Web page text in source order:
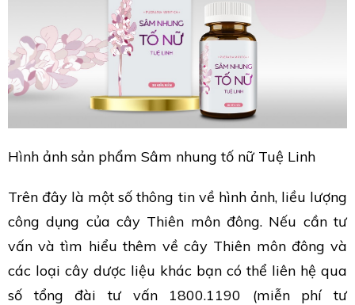
Hình ảnh sản phẩm Sâm nhung tố nữ Tuệ Linh
Trên đây là một số thông tin về hình ảnh, liều lượng
công dụng của cây Thiên môn đông. Nếu cần tư
vấn và tìm hiểu thêm về cây Thiên môn đông và
các loại cây dược liệu khác bạn có thể liên hệ qua
số tổng đài tư vấn 1800.1190 (miễn phí tư